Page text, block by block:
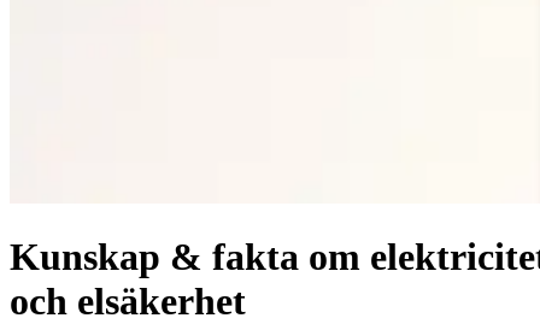
Kunskap & fakta om
och elsäkerhet